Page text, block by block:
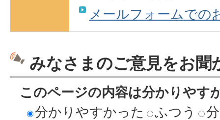
メールフォームでの
みなさまのご意見をお聞
このページの内容は分かりやす
分かりやすかった
ふつう